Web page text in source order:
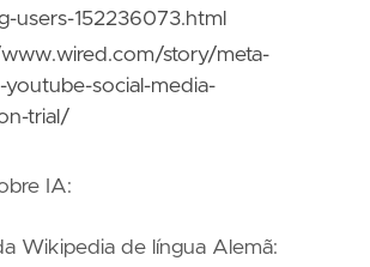
users-152236073.html
story/meta-
youtube-social-media-
trial/
IA:
Wikipedia de língua Alemã: